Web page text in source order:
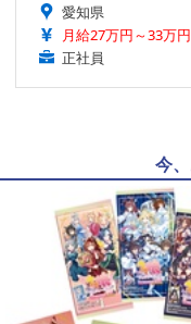
愛知県
月給27万円～33万円
正社員
今